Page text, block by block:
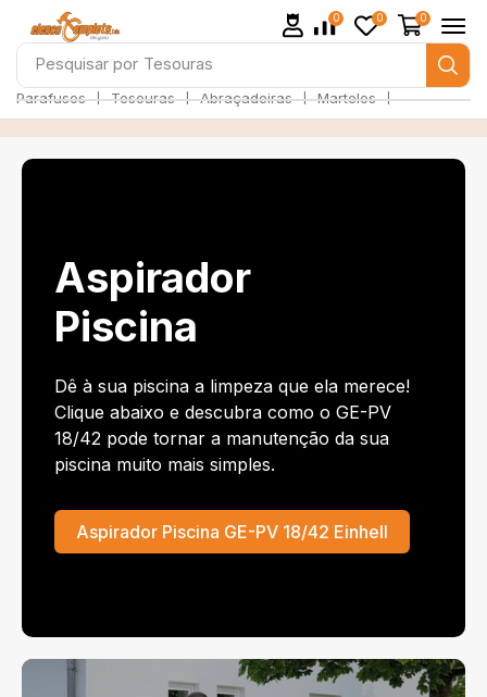
Pesquisar por Parafusos
Parafusos ❘ Tesouras ❘ Abraçadeiras ❘ Martelos ❘
0 0 0
Aspirador
Piscina
Dê à sua piscina a limpeza que ela merece!
Clique abaixo e descubra como o GE-PV
18/42 pode tornar a manutenção da sua
piscina muito mais simples.
Aspirador Piscina GE-PV 18/42 Einhell